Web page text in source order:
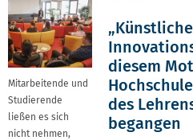
Mitarbeitende und
Studierende
ließen es sich
nicht nehmen,
diesem
des
begangen